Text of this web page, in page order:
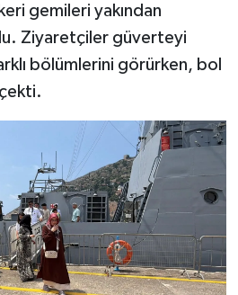
gemileri yakından
Ziyaretçiler güverteyi
bölümlerini görürken, bol